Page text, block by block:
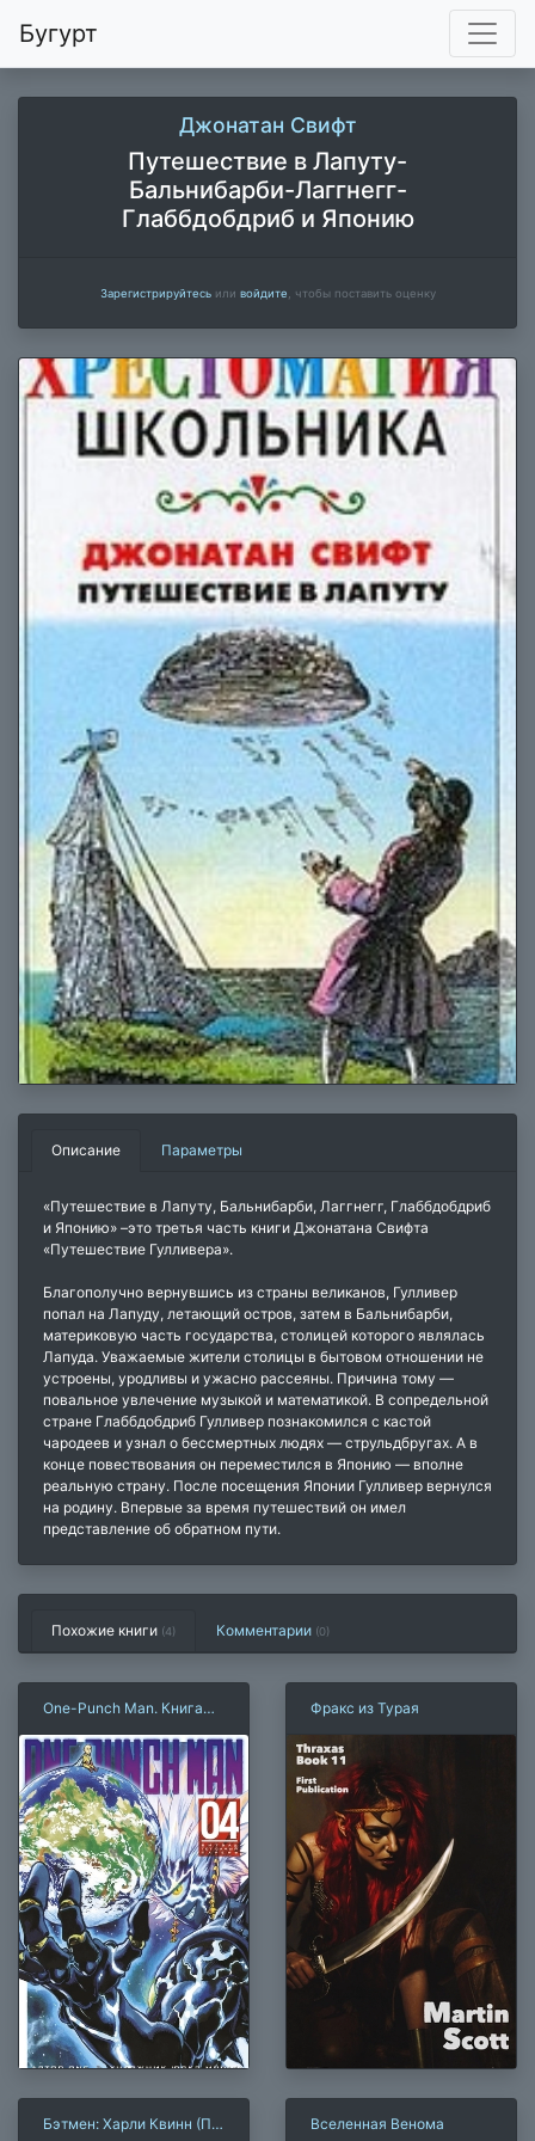
Бугурт
Джонатан Свифт
Путешествие в Лапуту-
Бальнибарби-Лаггнегг-
Глаббдобдриб и Японию
Зарегистрируйтесьили войдите , чтобы поставить оценку
Описание Параметры
«Путешествие в Лапуту, Бальнибарби, Лаггнегг, Глаббдобдриб
и Японию» –это третья часть книги Джонатана Свифта
«Путешествие Гулливера».
Благополучно вернувшись из страны великанов, Гулливер
попал на Лапуду, летающий остров, затем в Бальнибарби,
материковую часть государства, столицей которого являлась
Лапуда. Уважаемые жители столицы в бытовом отношении не
устроены, уродливы и ужасно рассеяны. Причина тому —
повальное увлечение музыкой и математикой. В сопредельной
стране Глаббдобдриб Гулливер познакомился с кастой
чародеев и узнал о бессмертных людях — струльдбругах. А в
конце повествования он переместился в Японию — вполне
реальную страну. После посещения Японии Гулливер вернулся
на родину. Впервые за время путешествий он имел
представление об обратном пути.
Похожие книги (4) Комментарии (0)
One-Punch Man. Книга
парень
Фракс из Турая
Бэтмен: Харли Квинн (П.
Вселенная Венома